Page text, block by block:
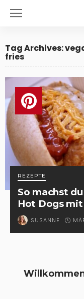
Tag Archives:
fries
REZEPTE
So machst
Hot Dogs
SUSANNE